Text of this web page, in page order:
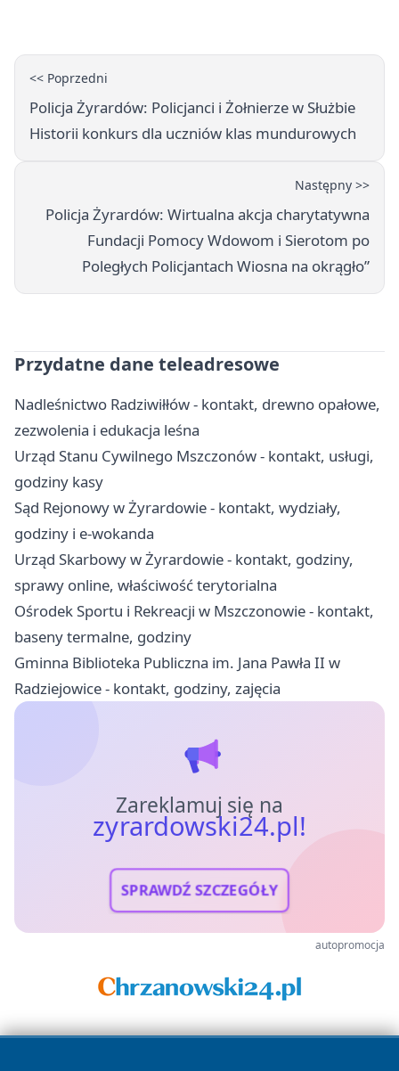
<< Poprzedni
Policja Żyrardów: Policjanci i Żołnierze w Służbie
Historii konkurs dla uczniów klas mundurowych
Następny >>
Policja Żyrardów: Wirtualna akcja charytatywna
Fundacji Pomocy Wdowom i Sierotom po
Poległych Policjantach Wiosna na okrągło”
Przydatne dane teleadresowe
Nadleśnictwo Radziwiłłów - kontakt, drewno opałowe,
zezwolenia i edukacja leśna
Urząd Stanu Cywilnego Mszczonów - kontakt, usługi,
godziny kasy
Sąd Rejonowy w Żyrardowie - kontakt, wydziały,
godziny i e-wokanda
Urząd Skarbowy w Żyrardowie - kontakt, godziny,
sprawy online, właściwość terytorialna
Ośrodek Sportu i Rekreacji w Mszczonowie - kontakt,
baseny termalne, godziny
Gminna Biblioteka Publiczna im. Jana Pawła II w
Radziejowice - kontakt, godziny, zajęcia
Zareklamuj się na
zyrardowski24.pl!
SPRAWDŹ SZCZEGÓŁY
autopromocja